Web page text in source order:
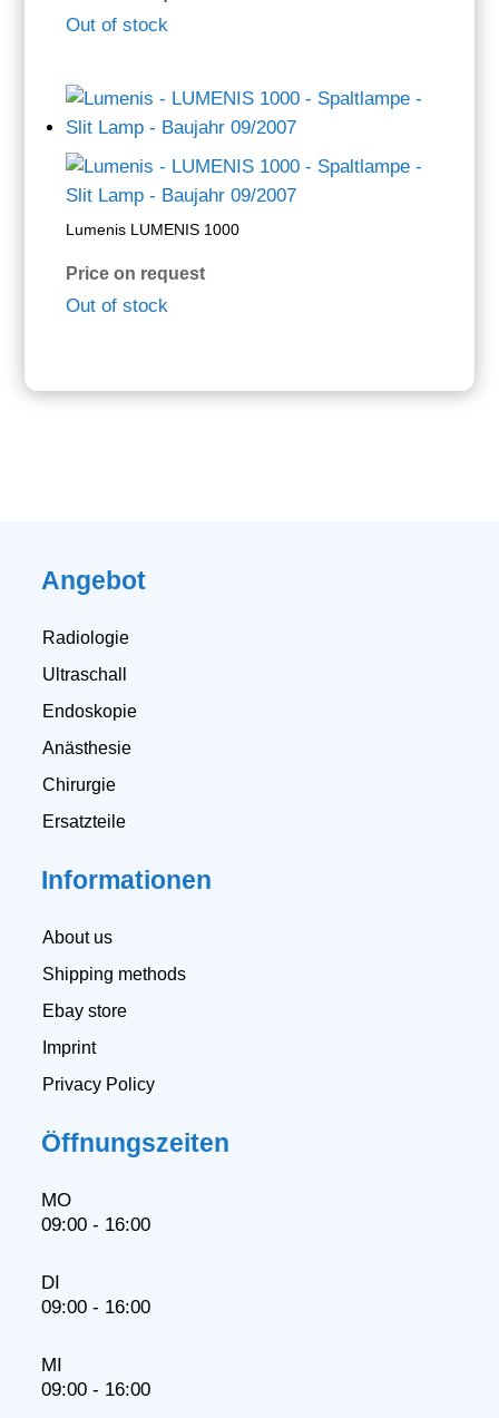
Out of stock
Lumenis LUMENIS 1000
Price on request
Out of stock
Angebot
Radiologie
Ultraschall
Endoskopie
Anästhesie
Chirurgie
Ersatzteile
Informationen
About us
Shipping methods
Ebay store
Imprint
Privacy Policy
Öffnungszeiten
MO
09:00 - 16:00
DI
09:00 - 16:00
MI
09:00 - 16:00